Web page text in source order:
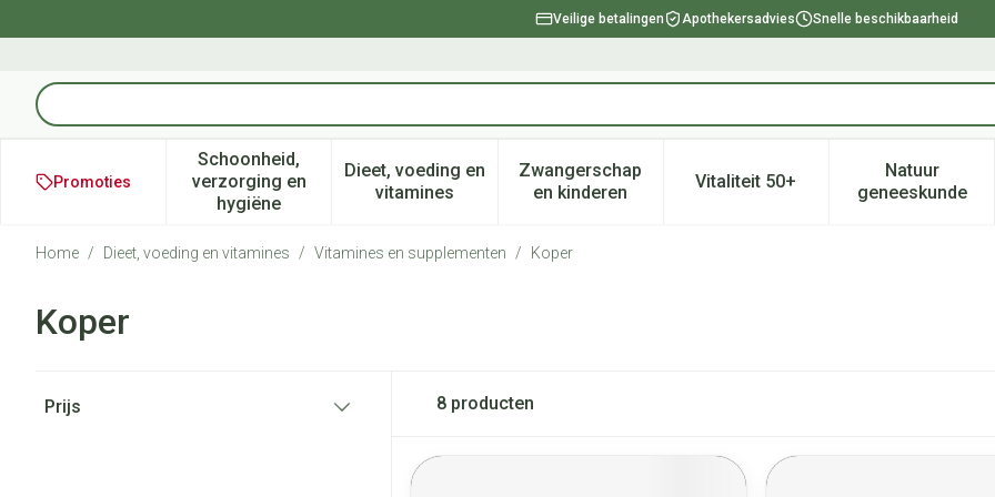
Veilige betalingen Apothekersadvies Snelle beschikbaarheid
Product, merk, categorie...
Promoties
Schoonheid,
verzorging en
hygiëne
Toon submenu voor Schoonheid, verzorging en hygiëne categorie
Dieet, voeding en
vitaminesToon submenu voor Dieet, voeding en vitamines categorie
Zwangerschap
en kinderenToon submenu voor Zwangerschap en kinderen
Vitaliteit 50+Toon submenu voor Vitaliteit
Natuur
geneeskunde
Toon
Home / Dieet, voeding en vitamines / Vitamines en supplementen / Koper
Koper
Prijs
8 producten